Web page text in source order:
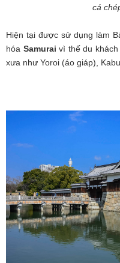
cá
Hiện tại được sử dụng làm
hóa Samurai vì thế du
xưa như Yoroi (áo giáp),